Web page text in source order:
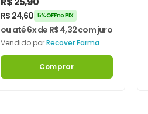
de UFC 60 Cápsulas –
Recover Farma
R$ 24,60 5% OFF no PIX
ou até 6x de R$4,32com juros
Vendido porRecover Farma
Comprar